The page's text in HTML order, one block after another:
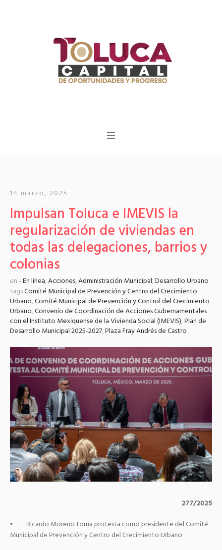
14 marzo, 2025
Impulsan Toluca e IMEVIS la
regularización de viviendas en
todas las delegaciones, barrios y
colonias
en- En línea,Acciones,Administración Municipal,Desarrollo Urbano
tagsComité Municipal de Prevención y Centro del Crecimiento
Urbano,Comité Municipal de Prevención y Control del Crecimiento
Urbano,Convenio de Coordinación de Acciones Gubernamentales
con el Instituto Mexiquense de la Vivienda Social (IMEVIS),Plan de
Desarrollo Municipal 2025-2027,Plaza Fray Andrés de Castro
277/2025
• Ricardo Moreno toma protesta como presidente del Comité
Municipal de Prevención y Centro del Crecimiento Urbano